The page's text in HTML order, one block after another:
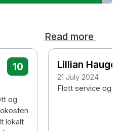
Read more
10
og
lokalt
Lillian
21 July 2024
Flott service og